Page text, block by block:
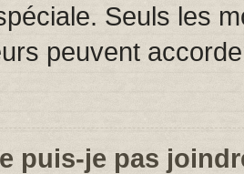
Seuls les
peuvent
puis-je pas